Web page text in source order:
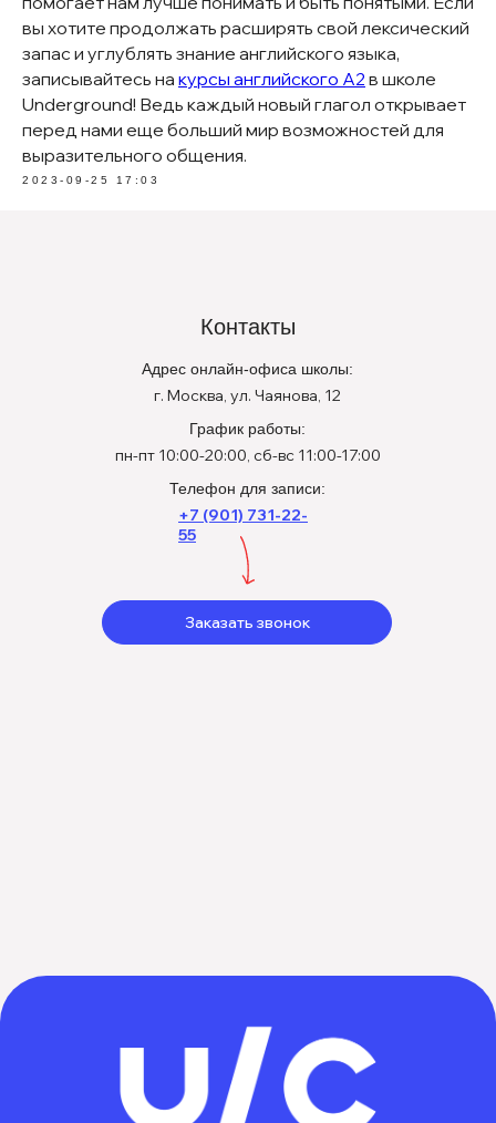
вы хотите продолжать расширять свой лексический
запас и углублять знание английского языка,
записывайтесь на курсы английского А2 в школе
Underground! Ведь каждый новый глагол открывает
перед нами еще больший мир возможностей для
выразительного общения.
2023-09-25 17:03
Контакты
Заказать звонок
Адрес онлайн-офиса школы:
г. Москва, ул. Чаянова, 12
График работы:
пн-пт 10:00-20:00, сб-вс 11:00-17:00
Телефон для записи:
+7 (901) 731-22-
55
30101810400000000225,
БИК 044525225.